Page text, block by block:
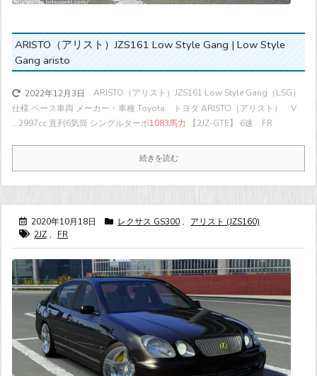
ARISTO（アリスト）JZS161 Low Style Gang | Low Style
Gang aristo
2022年12月3日
ARISTO（アリスト）JZS161 Low Style Gang（LSG）
仕様 ベース車両 メーカー・車種 Toyota トヨタ ARISTO（アリスト） V
...2997cc 直列6気筒 シングルターボ1083馬力 【2JZ-GTE】 6速 FR
続きを読む
2020年10月18日 レクサス GS300 ,
アリスト (JZS160)
2JZ , FR